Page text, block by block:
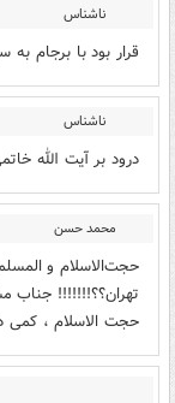
ناشناس
قرار بود با برجام
ناشناس
درود بر آیت الله
محمد حسن
حجت‌الاسلام و
تهران؟؟!!!!!!! جناب
حجت الاسلام ، کمی